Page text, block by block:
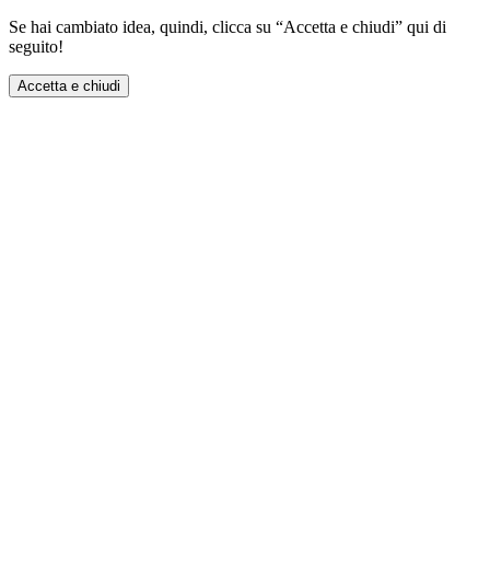
Se hai cambiato idea, quindi, clicca su “Accetta e chiudi” qui di
seguito!
Accetta e chiudi